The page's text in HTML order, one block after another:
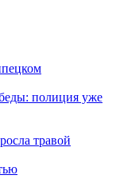
полиция уже
травой